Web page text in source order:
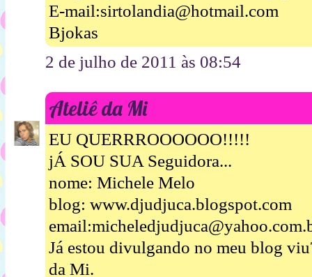
E-mail:sirtolandia@hotmail.com
Bjokas
2 de julho de 2011 às 08:54
Ateliê da Mi
EU QUERRROOOOOO!!!!!
jÁ SOU SUA Seguidora...
nome: Michele Melo
blog: www.djudjuca.blogspot.com
Já estou divulgando no meu blog
da Mi.